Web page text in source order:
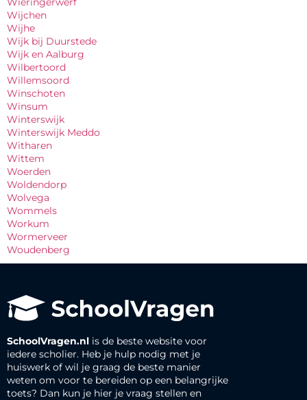
Wijchen
Wijhe
Wijk bij Duurstede
Wijk en Aalburg
Wilbertoord
Willemsoord
Winschoten
Winsum
Winterswijk
Winterswijk Meddo
Witharen
Wittem
Woerden
Woldendorp
Wolvega
Wommels
Workum
Wormerveer
Woudenberg
SchoolVragen.nl is de beste website voor
iedere scholier. Heb je hulp nodig met je
huiswerk of wil je graag de beste manier
weten om voor te bereiden op een belangrijke
toets? Dan kun je hier je vraag stellen en